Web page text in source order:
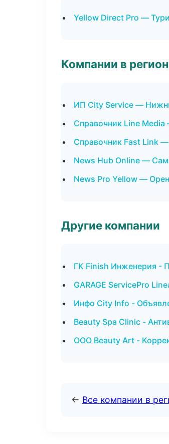
Yellow Direct Pro —
Компании в
ИП City Service —
Справочник Line
Справочник Fast Link
News Hub Online —
News Pro Yellow —
Другие компании
ГК Finish Инженерия -
GARAGE ServicePro
Инфо City Info -
Beauty Spa Clinic -
ООО Beauty Art -
← Все компании в